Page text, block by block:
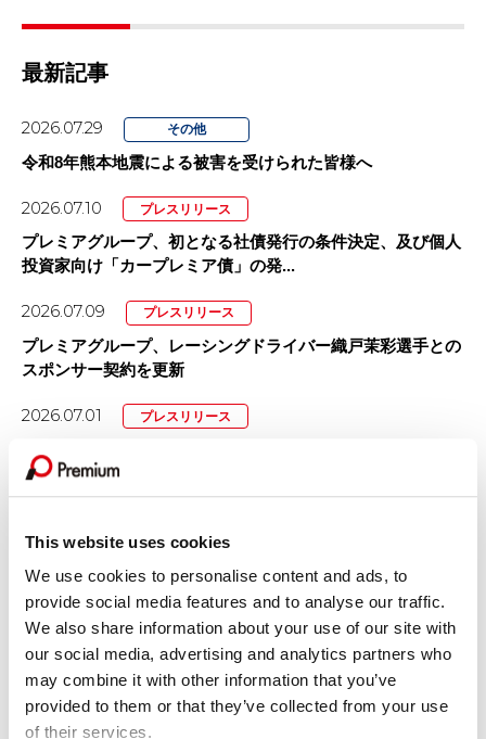
This website uses cookies
We use cookies to personalise content and ads, to
provide social media features and to analyse our traffic.
We also share information about your use of our site with
our social media, advertising and analytics partners who
may combine it with other information that you’ve
provided to them or that they’ve collected from your use
of their services.
最新記事
2026.07.29 その他
令和8年熊本地震による被害を受けられた皆様へ
2026.07.10 プレスリリース
プレミアグループ、初となる社債発行の条件決定、及び個人
投資家向け「カープレミア債」の発...
2026.07.09 プレスリリース
プレミアグループ、レーシングドライバー織戸茉彩選手との
スポンサー契約を更新
2026.07.01 プレスリリース
2026.07.01 プレスリリース
全統合
2026.06.30 プレスリリース
プレミアグループ、育児短時間勤務を「小学校卒業まで（最
長12年間）」に大幅延長
2026.06.16 その他